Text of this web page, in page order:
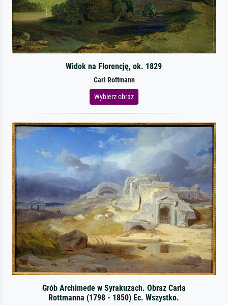
Widok na Florencję, ok. 1829
Carl Rottmann
Wybierz obraz
Grób Archimede w Syrakuzach. Obraz Carla
Rottmanna (1798 - 1850) Ec. Wszystko.